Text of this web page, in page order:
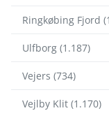
Ringkøbing Fjord
Ulfborg (1.187)
Vejers (734)
Vejlby Klit (1.170)